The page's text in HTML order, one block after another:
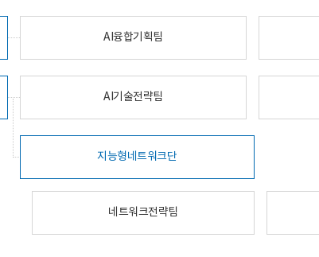
AI융합기획팀
AI기술전략팀
지능형네트워크단
네트워크전략팀